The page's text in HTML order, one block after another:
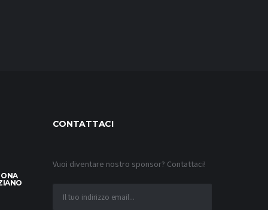
CONTATTACI
Vuoi diventare nostro sponsor? Contattaci!